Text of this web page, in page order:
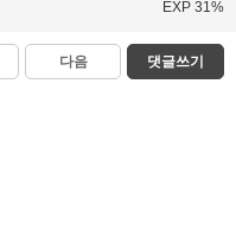
EXP 31%
다음 댓글쓰기